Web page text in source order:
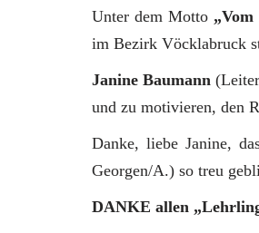
Unter dem Motto
im Bezirk Vöcklabruck
Janine Baumann
und zu motivieren, den
Danke, liebe Janine,
Georgen/A.) so treu
DANKE allen